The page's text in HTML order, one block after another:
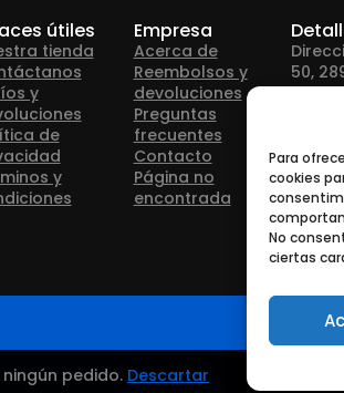
Para
cookies
No
ciertas
útiles
tienda
y
de
y
Empresa
Acerca de
Reembolsos y
devoluciones
Preguntas
frecuentes
Contacto
Página no
encontrada
50,
pedido. Descartar